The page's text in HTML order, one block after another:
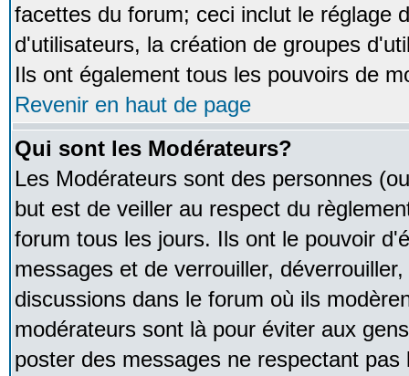
facettes du forum; ceci inclut le réglage
d'utilisateurs, la création de groupes
Ils ont également tous les pouvoirs de
Revenir en haut de page
Qui sont les Modérateurs?
Les Modérateurs sont des personnes
but est de veiller au respect du
forum tous les jours. Ils ont le pouvoir
messages et de verrouiller,
discussions dans le forum où ils
modérateurs sont là pour éviter aux
poster des messages ne respectant pas